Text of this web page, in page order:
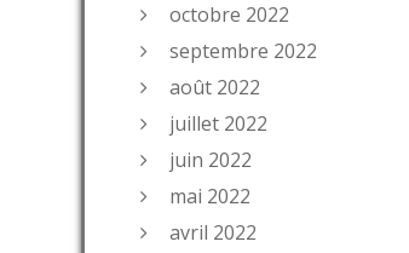
octobre 2022
septembre 2022
août 2022
juillet 2022
juin 2022
mai 2022
avril 2022